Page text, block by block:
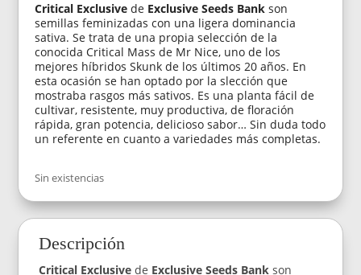
Critical Exclusive de Exclusive Seeds Bank son
semillas feminizadas con una ligera dominancia
sativa. Se trata de una propia selección de la
conocida Critical Mass de Mr Nice, uno de los
mejores híbridos Skunk de los últimos 20 años. En
esta ocasión se han optado por la slección que
mostraba rasgos más sativos. Es una planta fácil de
cultivar, resistente, muy productiva, de floración
rápida, gran potencia, delicioso sabor… Sin duda todo
un referente en cuanto a variedades más completas.
Sin existencias
Descripción
Critical Exclusive de Exclusive Seeds Bank son